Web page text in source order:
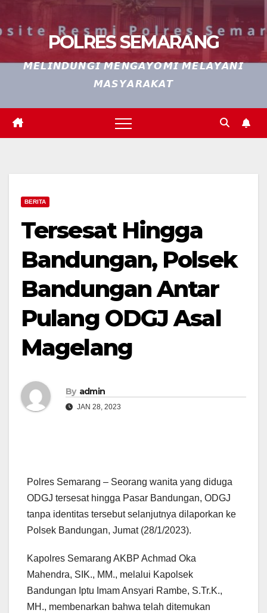
POLRES SEMARANG
𝙈𝙀𝙇𝙄𝙉𝘿𝙐𝙉𝙂𝙄 𝙈𝙀𝙉𝙂𝘼𝙔𝙊𝙈𝙄 𝙈𝙀𝙇𝘼𝙔𝘼𝙉𝙄
𝙈𝘼𝙎𝙔𝘼𝙍𝘼𝙆𝘼𝙏
BERITA
Tersesat Hingga
Bandungan, Polsek
Bandungan Antar
Pulang ODGJ Asal
Magelang
By admin
JAN 28, 2023
Polres Semarang – Seorang wanita yang diduga
ODGJ tersesat hingga Pasar Bandungan, ODGJ
tanpa identitas tersebut selanjutnya dilaporkan ke
Polsek Bandungan, Jumat (28/1/2023).
Kapolres Semarang AKBP Achmad Oka
Mahendra, SIK., MM., melalui Kapolsek
Bandungan Iptu Imam Ansyari Rambe, S.Tr.K.,
MH., membenarkan bahwa telah ditemukan